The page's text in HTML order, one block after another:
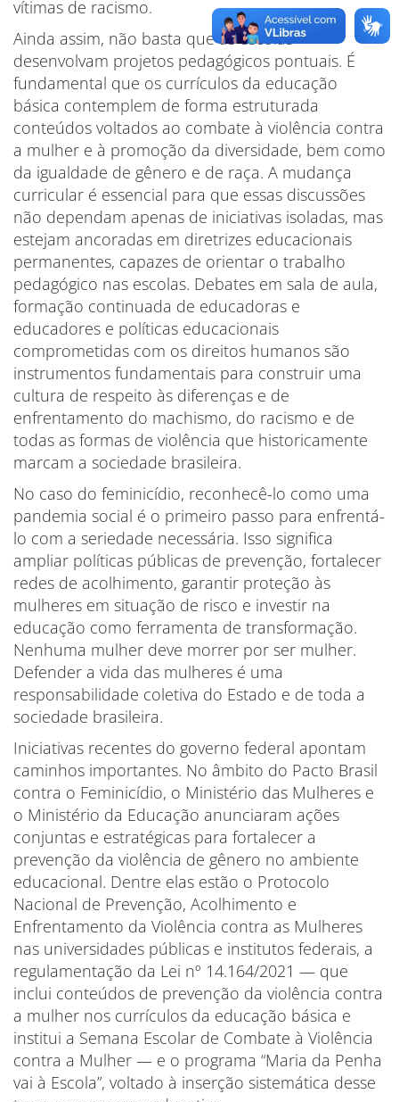
vítimas de racismo.
Ainda assim, não basta que as escolas
desenvolvam projetos pedagógicos pontuais. É
fundamental que os currículos da educação
básica contemplem de forma estruturada
conteúdos voltados ao combate à violência contra
a mulher e à promoção da diversidade, bem como
da igualdade de gênero e de raça. A mudança
curricular é essencial para que essas discussões
não dependam apenas de iniciativas isoladas, mas
estejam ancoradas em diretrizes educacionais
permanentes, capazes de orientar o trabalho
pedagógico nas escolas. Debates em sala de aula,
formação continuada de educadoras e
educadores e políticas educacionais
comprometidas com os direitos humanos são
instrumentos fundamentais para construir uma
cultura de respeito às diferenças e de
enfrentamento do machismo, do racismo e de
todas as formas de violência que historicamente
marcam a sociedade brasileira.
No caso do feminicídio, reconhecê-lo como uma
pandemia social é o primeiro passo para enfrentá-
lo com a seriedade necessária. Isso significa
ampliar políticas públicas de prevenção, fortalecer
redes de acolhimento, garantir proteção às
mulheres em situação de risco e investir na
educação como ferramenta de transformação.
Nenhuma mulher deve morrer por ser mulher.
Defender a vida das mulheres é uma
responsabilidade coletiva do Estado e de toda a
sociedade brasileira.
Iniciativas recentes do governo federal apontam
caminhos importantes. No âmbito do Pacto Brasil
contra o Feminicídio, o Ministério das Mulheres e
o Ministério da Educação anunciaram ações
conjuntas e estratégicas para fortalecer a
prevenção da violência de gênero no ambiente
educacional. Dentre elas estão o Protocolo
Nacional de Prevenção, Acolhimento e
Enfrentamento da Violência contra as Mulheres
nas universidades públicas e institutos federais, a
regulamentação da Lei nº 14.164/2021 — que
inclui conteúdos de prevenção da violência contra
a mulher nos currículos da educação básica e
institui a Semana Escolar de Combate à Violência
contra a Mulher — e o programa “Maria da Penha
vai à Escola”, voltado à inserção sistemática desse